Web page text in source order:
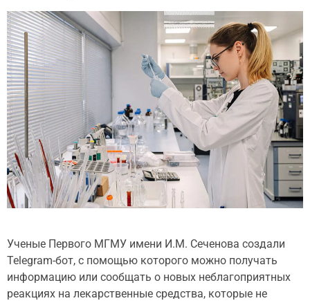
Ученые Первого МГМУ имени И.М. Сеченова создали
Теlegram-бот, с помощью которого можно получать
информацию или сообщать о новых неблагоприятных
реакциях на лекарственные средства, которые не